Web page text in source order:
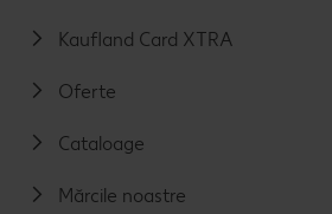
Kaufland Card XTRA
Oferte
Cataloage
Mărcile noastre